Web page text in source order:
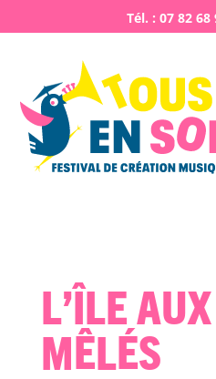
L’Île
mêlés